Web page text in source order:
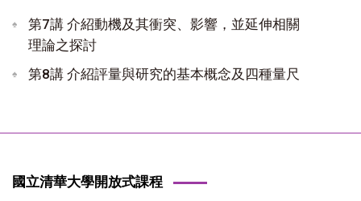
第7講 介紹動機及其衝突、影響，並延伸相關
理論之探討
第8講 介紹評量與研究的基本概念及四種量尺
國立清華大學開放式課程